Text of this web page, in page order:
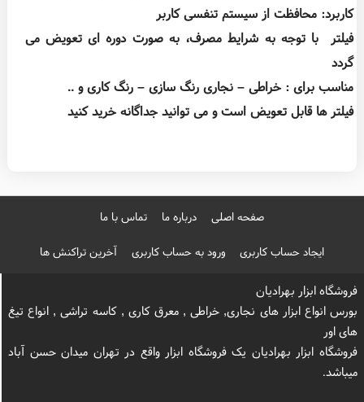
کاربرد: محافظت از سیستم تنفسی کاربر
فیلتر با توجه به شرایط مصرف، به صورت دوره ای تعویض می
گردد
مناسب برای : خراطی – نجاری رنگ سازی – رنگ کاری و ..
فیلتر ها قابل تعویض است و می توانید جداگانه خرید کنید
صفحه اصلی درباره ما تماس با ما
ایجاد حساب کاربری ورود به حساب کاربری آخرین تراکنش ها
فروشگاه ابزار بهرادیان
بورس انواع ابزار های نجاری, خراطی , معرق کاری , کاسه تراشی , انواع تیغ
های اور
فروشگاه ابزار بهرادیان یک فروشگاه ابزار واقع در تهران میدان حسن آباد
میباشد.